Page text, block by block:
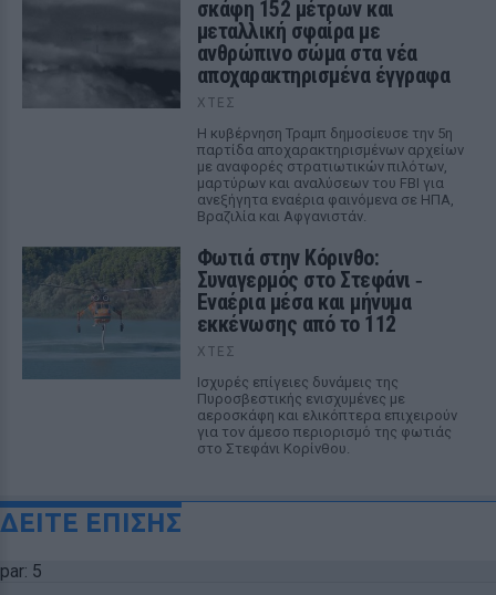
σκάφη 152 μέτρων και
μεταλλική σφαίρα με
ανθρώπινο σώμα στα νέα
αποχαρακτηρισμένα έγγραφα
ΧΤΕΣ
Η κυβέρνηση Τραμπ δημοσίευσε την 5η
παρτίδα αποχαρακτηρισμένων αρχείων
με αναφορές στρατιωτικών πιλότων,
μαρτύρων και αναλύσεων του FBI για
ανεξήγητα εναέρια φαινόμενα σε ΗΠΑ,
Βραζιλία και Αφγανιστάν.
Φωτιά στην Κόρινθο:
Συναγερμός στο Στεφάνι ‑
Εναέρια μέσα και μήνυμα
εκκένωσης από το 112
ΧΤΕΣ
Ισχυρές επίγειες δυνάμεις της
Πυροσβεστικής ενισχυμένες με
αεροσκάφη και ελικόπτερα επιχειρούν
για τον άμεσο περιορισμό της φωτιάς
στο Στεφάνι Κορίνθου.
ΔΕΙΤΕ ΕΠΙΣΗΣ
par: 5